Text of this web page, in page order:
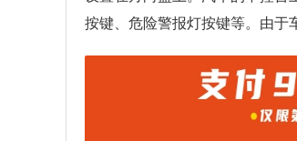
按键、危险警报灯按键等。由于